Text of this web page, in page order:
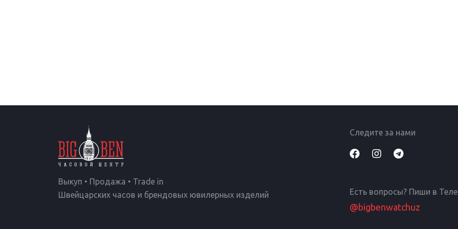
Выкуп • Продажа • Trade in
Швейцарских часов и брендовых ювилерных изделий
Следите за нами
Есть вопросы? Пиши в
@bigbenwatchuz